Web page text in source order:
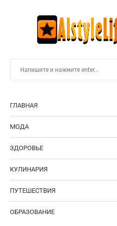
ГЛАВНАЯ
МОДА
ЗДОРОВЬЕ
КУЛИНАРИЯ
ПУТЕШЕСТВИЯ
ОБРАЗОВАНИЕ